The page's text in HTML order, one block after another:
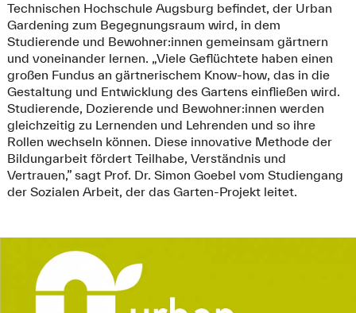
Technischen Hochschule Augsburg befindet, der Urban
Gardening zum Begegnungsraum wird, in dem
Studierende und Bewohner:innen gemeinsam gärtnern
und voneinander lernen. „Viele Geflüchtete haben einen
großen Fundus an gärtnerischem Know-how, das in die
Gestaltung und Entwicklung des Gartens einfließen wird.
Studierende, Dozierende und Bewohner:innen werden
gleichzeitig zu Lernenden und Lehrenden und so ihre
Rollen wechseln können. Diese innovative Methode der
Bildungarbeit fördert Teilhabe, Verständnis und
Vertrauen,” sagt Prof. Dr. Simon Goebel vom Studiengang
der Sozialen Arbeit, der das Garten-Projekt leitet.